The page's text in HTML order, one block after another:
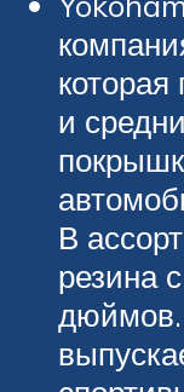
и
В
резина
дюймов.